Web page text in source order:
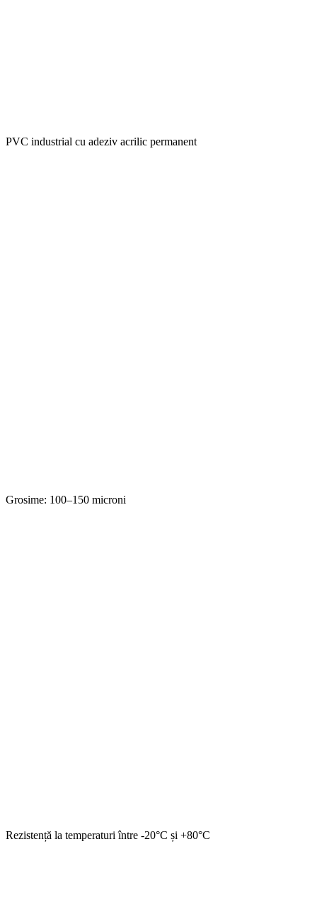
PVC industrial cu adeziv acrilic permanent
Grosime: 100–150 microni
Rezistență la temperaturi între -20°C și +80°C